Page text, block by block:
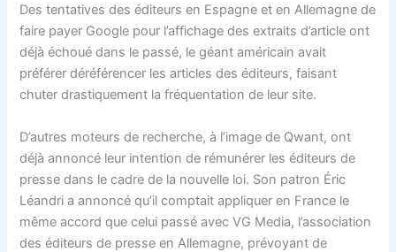
Des tentatives des éditeurs en Espagne et en Allemagne de
faire payer Google pour l’affichage des extraits d’article ont
déjà échoué dans le passé, le géant américain avait
préférer déréférencer les articles des éditeurs, faisant
chuter drastiquement la fréquentation de leur site.
D’autres moteurs de recherche, à l’image de Qwant, ont
déjà annoncé leur intention de rémunérer les éditeurs de
presse dans le cadre de la nouvelle loi. Son patron Éric
Léandri a annoncé qu’il comptait appliquer en France le
même accord que celui passé avec VG Media, l’association
des éditeurs de presse en Allemagne, prévoyant de